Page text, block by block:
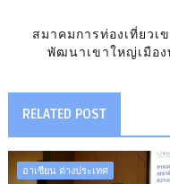
สมาคมการท่องเที่ยว
พัฒนาเขาใหญ่เมือง
RELATED POST
อาเซียน ต่างประเทศ